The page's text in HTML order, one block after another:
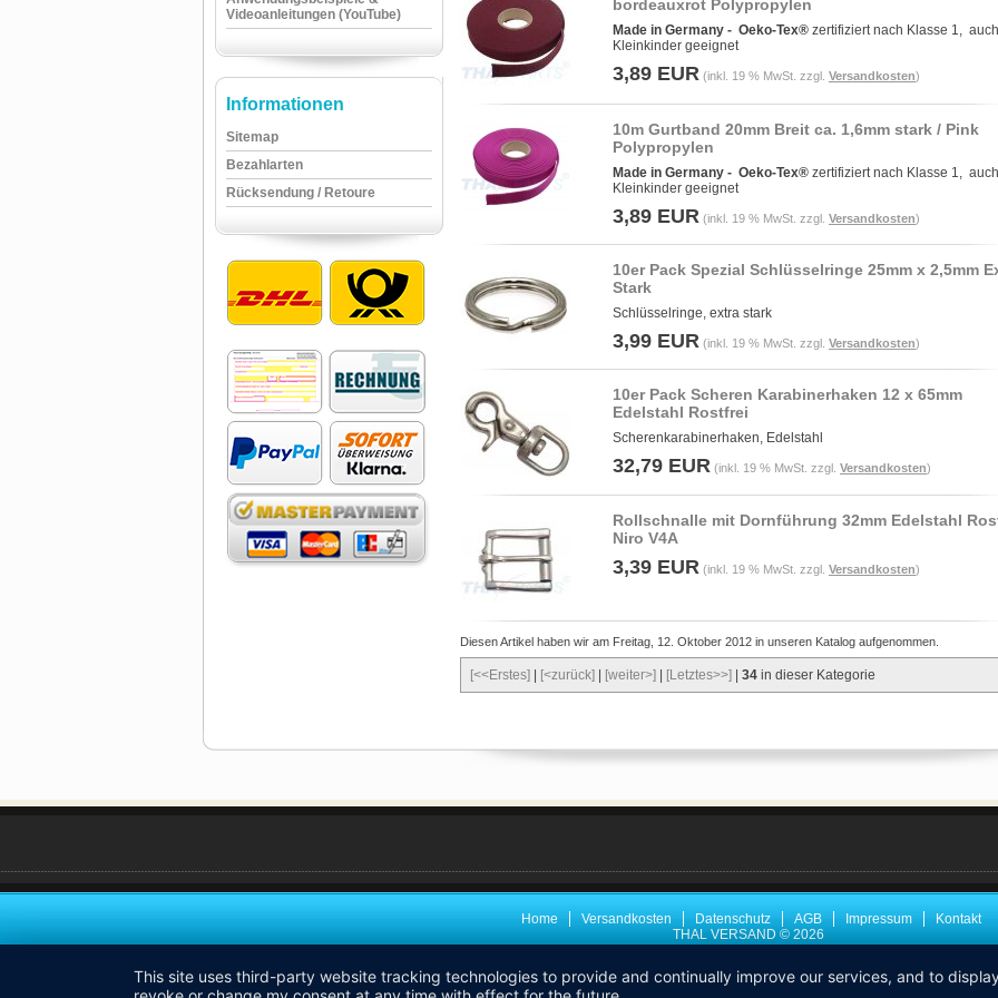
Videoanleitungen (YouTube)
Informationen
Sitemap
Bezahlarten
Rücksendung / Retoure
bordeauxrot Polypropylen
Made in Germany - Oeko-Tex® zertifiziert nach Klasse 1,
Kleinkinder geeignet
3,89 EUR (inkl. 19 % MwSt. zzgl. Versandkosten)
10m Gurtband 20mm Breit ca. 1,6mm stark / Pink
Polypropylen
Made in Germany - Oeko-Tex® zertifiziert nach Klasse 1,
Kleinkinder geeignet
3,89 EUR (inkl. 19 % MwSt. zzgl. Versandkosten)
10er Pack Spezial Schlüsselringe 25mm x 2,5mm
Stark
Schlüsselringe, extra stark
3,99 EUR (inkl. 19 % MwSt. zzgl. Versandkosten)
10er Pack Scheren Karabinerhaken 12 x 65mm
Edelstahl Rostfrei
Scherenkarabinerhaken, Edelstahl
32,79 EUR (inkl. 19 % MwSt. zzgl. Versandkosten)
Rollschnalle mit Dornführung 32mm Edelstahl
Niro V4A
3,39 EUR (inkl. 19 % MwSt. zzgl. Versandkosten)
Diesen Artikel haben wir am Freitag, 12. Oktober 2012 in unseren Katalog aufgenommen.
[<<Erstes] [<zurück] [weiter>] [Letztes>>] 34 in dieser Kategorie
Home Versandkosten Datenschutz AGB Impressum
Kontakt
THAL VERSAND © 2026
This site uses third-party website tracking technologies to provide and continually improve our services, and to